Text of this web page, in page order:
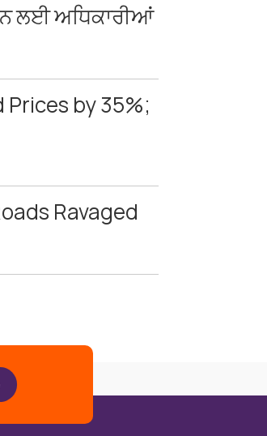
ਲਈ ਅਧਿਕਾਰੀਆਂ
Prices by 35%;
Ravaged